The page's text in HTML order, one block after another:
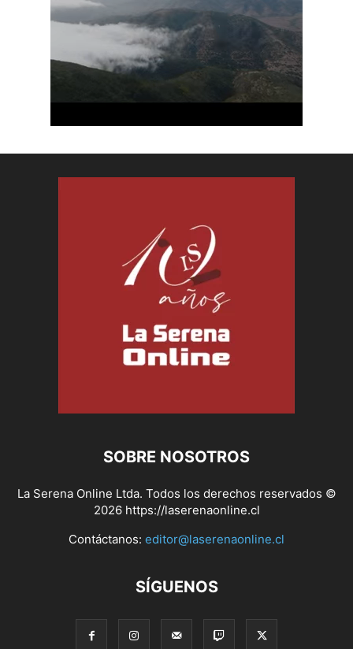
SOBRE NOSOTROS
La Serena Online Ltda. Todos los derechos reservados ©
2026 https://laserenaonline.cl
Contáctanos: editor@laserenaonline.cl
SÍGUENOS